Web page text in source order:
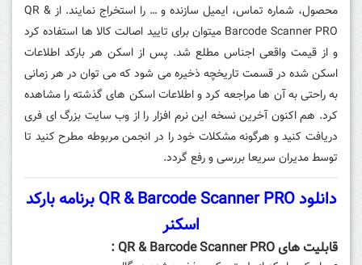
محصول، شماره تماس، ایمیل سازنده و … را استخراج نمایند. از QR &
Barcode Scanner PRO میتوان برای تایید اصالت کالا ها استفاده کرد
و از قیمت واقعی اجناس مطلع شد. پس از اسکن هر بارکد اطلاعات
اسکن شده در قسمت تاریخچه ذخیره می شود که می توان در هر زمانی
به راحتی به آن ها مراجعه کرد و اطلاعات اسکن های گذشته را مشاهده
کرد. هم اکنون آخرین نسخه این نرم افزار را از وب سایت بزرگ ای فری
دریافت کنید و هرگونه مشکلات خود را در انجمن مربوطه مطرح کنید تا
توسط مدیران سریعا بررسی و رفع گردد.
دانلود QR & Barcode Scanner PRO برنامه بارکد
اسکنر
قابلیت های QR & Barcode Scanner PRO :